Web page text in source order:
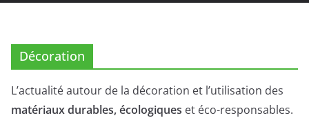
Décoration
L’actualité autour de la décoration et l’utilisation des
matériaux durables, écologiques et éco-responsables.